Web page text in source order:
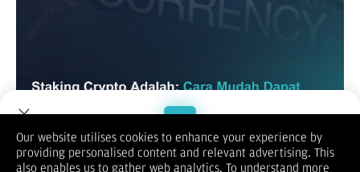
Kamu mungkin sudah sering dengar istilah staking dalam
dunia kripto. Banyak yang menyebutnya sebagai cara
Welcome to Dupoin.
Our website utilises cookies to enhance your experience by
providing personalised content and relevant advertising. This
also enables us to gather web analytics. To understand more